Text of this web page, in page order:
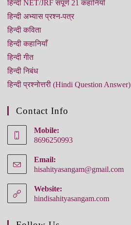
हिन्‍दी NET/JRF संपूर्ण 21 कहानियाँ
हिन्‍दी अभ्‍यास प्रश्‍न-पत्र
हिन्दी कविता
हिन्‍दी कहानियाँ
हिन्दी गीत
हिन्दी निबंध
हिन्‍दी प्रश्नोत्तरी (Hindi Question Answer)
Contact Info
Mobile:
8696250993
Email:
hisahityasangam@gmail.com
Website:
hindisahityasangam.com